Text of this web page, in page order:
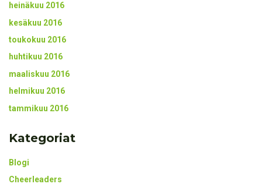
heinäkuu 2016
kesäkuu 2016
toukokuu 2016
huhtikuu 2016
maaliskuu 2016
helmikuu 2016
tammikuu 2016
Kategoriat
Blogi
Cheerleaders